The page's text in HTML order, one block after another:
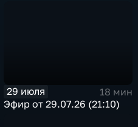
29 июля
18 мин
Эфир от 29.07.26 (21:10)